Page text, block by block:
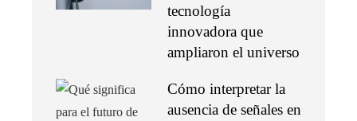
tecnología
innovadora que
ampliaron el universo
Cómo interpretar la
ausencia de señales en